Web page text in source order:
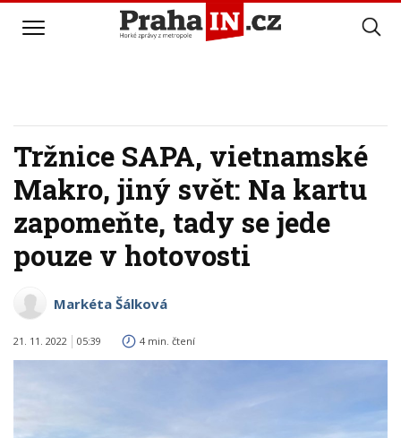
Tržnice SAPA, vietnamské
Makro, jiný svět: Na kartu
zapomeňte, tady se jede
pouze v hotovosti
Markéta Šálková
21. 11. 2022 05:39 4 min. čtení